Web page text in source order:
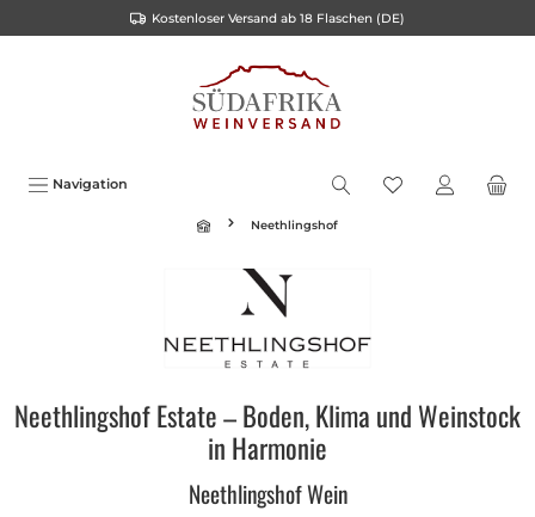
Kostenloser Versand ab 18 Flaschen (DE)
Navigation
Neethlingshof
Neethlingshof Estate – Boden, Klima und Weinstock
in Harmonie
Neethlingshof Wein